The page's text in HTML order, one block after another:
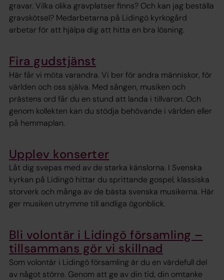
gravar. Vilka olika gravplatser finns? Och kan jag beställa
gravskötsel? Medarbetarna på Lidingö kyrkogård
arbetar för att hjälpa dig att hitta en bra lösning.
Fira gudstjänst
Här får vi möta varandra. Vi ber för andra människor, för
världen och oss själva. Med sången, musiken och
prästens ord får du en stund att landa i tillvaron. Och
genom kollekten kan du stödja behövande i världen eller
på hemmaplan.
Upplev konserter
Låt dig svepas med av de starka känslorna. I Svenska
kyrkan på Lidingö hittar du sprittande gospel, klassiska
storverk och många av de bästa svenska musikerna. Här
ger musiken utrymme till andliga ögonblick.
Bli volontär i Lidingö församling –
tillsammans gör vi skillnad
Som volontär i Lidingö församling är du en värdefull del
av något större. Genom att ge av din tid, din omtanke